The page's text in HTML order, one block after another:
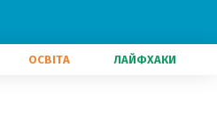
ОСВІТА ЛАЙФХАКИ